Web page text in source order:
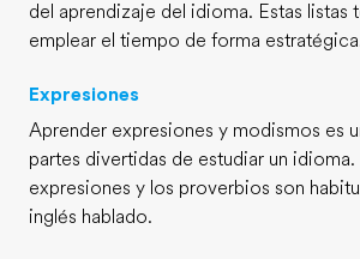
del aprendizaje del idioma. Estas listas
emplear el tiempo de forma
Expresiones
Aprender expresiones y modismos es
partes divertidas de estudiar un idioma.
expresiones y los proverbios son
inglés hablado.